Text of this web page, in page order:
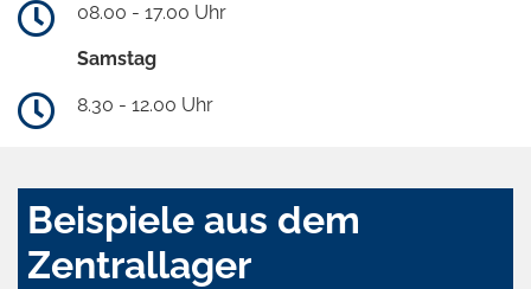
08.00 - 17.00 Uhr
Samstag
8.30 - 12.00 Uhr
Beispiele aus dem
Zentrallager